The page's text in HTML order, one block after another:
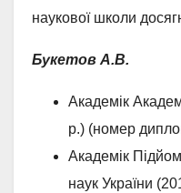
наукової школи
Букетов А.В.
Академік
р.) (номер
Академік
наук України